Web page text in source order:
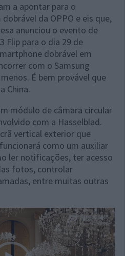
a apontar para o
da OPPO e eis que,
anunciou o evento de
Flip para o dia 29 de
dobrável em
com o Samsung
É bem provável que
China.
módulo de câmara circular
com a Hasselblad.
vertical exterior que
como um auxiliar
ler notificações, ter acesso
fotos, controlar
entre muitas outras